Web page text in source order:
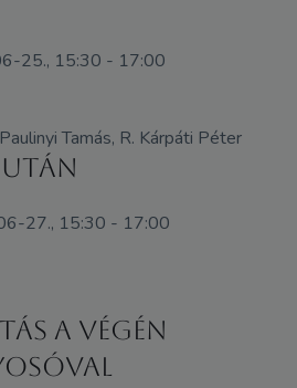
25., 15:30 - 17:00
Tamás, R. Kárpáti Péter
után
27., 15:30 - 17:00
a végén